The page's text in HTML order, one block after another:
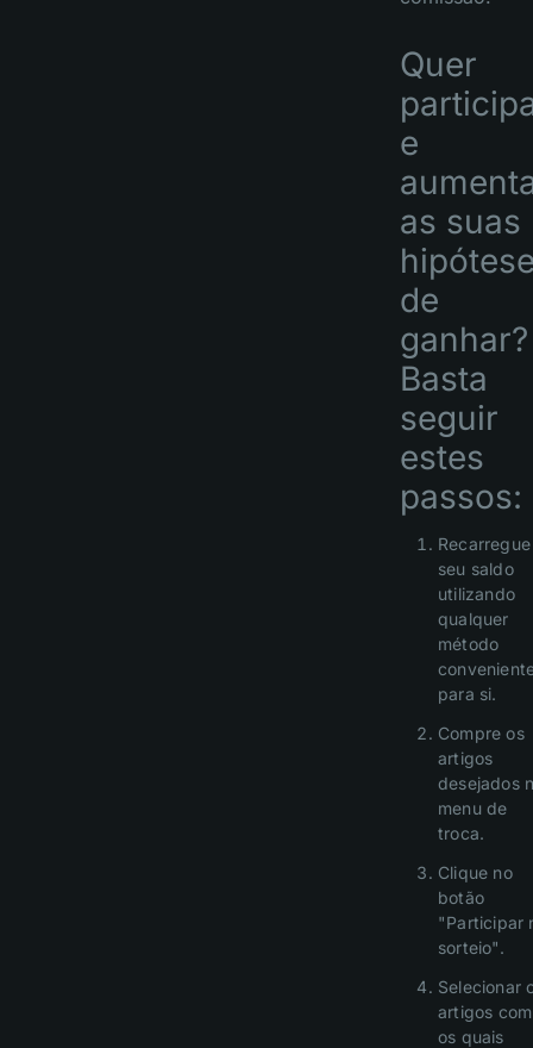
Quer
e
as suas
de
ganhar?
Basta
seguir
estes
passos:
seu saldo
utilizando
qualquer
método
para si.
Compre os
artigos
desejados
menu de
troca.
Clique no
botão
"Participar
sorteio".
Selecionar
artigos com
os quais